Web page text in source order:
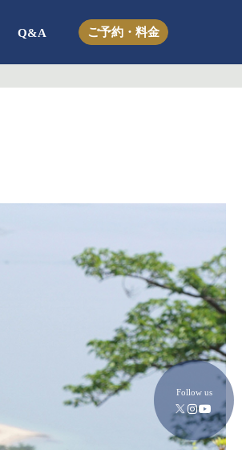
Q&A ご予約・料金
Follow us